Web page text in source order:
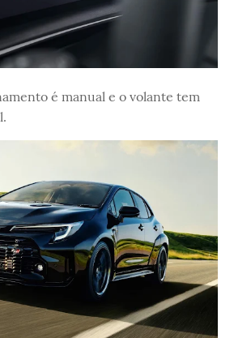
é manual e o volante tem